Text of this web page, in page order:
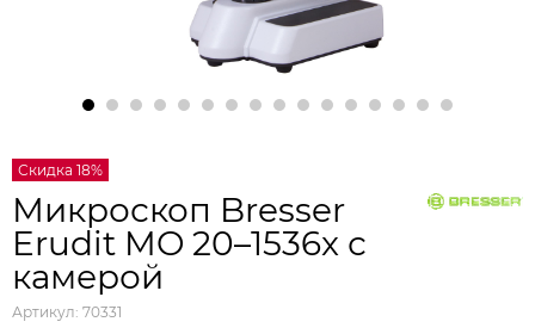
Скидка 18%
Микроскоп Bresser
Erudit MO 20–1536x с
камерой
Артикул: 70331